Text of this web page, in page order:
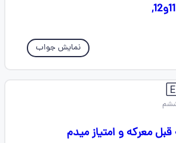
نمایش جواب
معرکه و امتیاز میدم